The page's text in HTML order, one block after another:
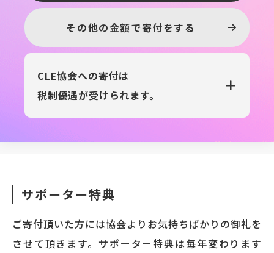
その他の金額で寄付をする
CLE協会への寄付は
税制優遇が受けられます。
サポーター特典
ご寄付頂いた方には協会よりお気持ちばかりの御礼を
させて頂きます。サポーター特典は毎年変わります